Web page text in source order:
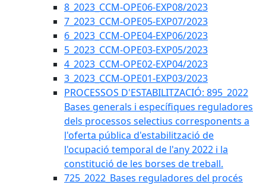
8_2023_CCM-OPE06-EXP08/2023
7_2023_CCM-OPE05-EXP07/2023
6_2023_CCM-OPE04-EXP06/2023
5_2023_CCM-OPE03-EXP05/2023
4_2023_CCM-OPE02-EXP04/2023
3_2023_CCM-OPE01-EXP03/2023
PROCESSOS D'ESTABILITZACIÓ: 895_2022
Bases generals i específiques reguladores
dels processos selectius corresponents a
l'oferta pública d'estabilització de
l'ocupació temporal de l'any 2022 i la
constitució de les borses de treball.
725_2022_Bases reguladores del procés